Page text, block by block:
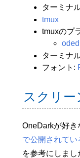
ターミナ
tmux
tmuxのプ
ターミナ
フォント:
スクリー
OneDarkが好き
で公開されて
を参考にしま